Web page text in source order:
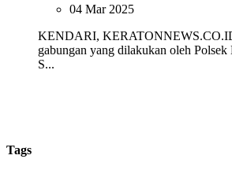
04 Mar 2025
KENDARI,
gabungan yang dilakukan oleh
S...
Tags